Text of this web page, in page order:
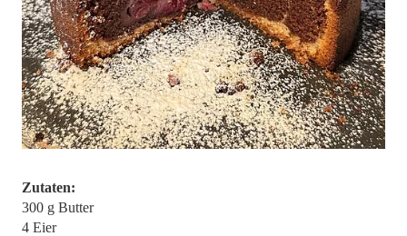
Zutaten:
300 g Butter
4 Eier